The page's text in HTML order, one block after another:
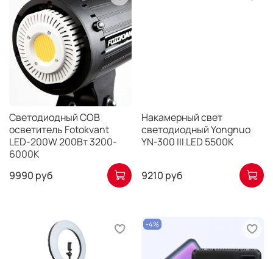
Светодиодный COB
осветитель Fotokvant
LED-200W 200Вт 3200-
6000К
9990 руб
Накамерный свет
светодиодный Yongnuo
YN-300 III LED 5500K
9210 руб
-4%